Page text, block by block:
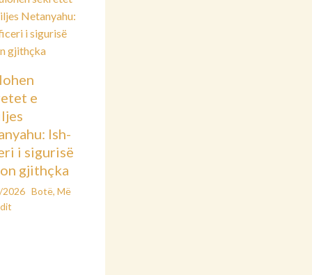
e
Ish-
i sigurisë
gjithçka
2026 Botë,Më